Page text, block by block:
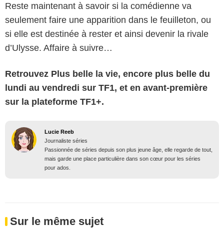
Reste maintenant à savoir si la comédienne va
seulement faire une apparition dans le feuilleton, ou
si elle est destinée à rester et ainsi devenir la rivale
d’Ulysse. Affaire à suivre…
Retrouvez Plus belle la vie, encore plus belle du
lundi au vendredi sur TF1, et en avant-première
sur la plateforme TF1+.
Lucie Reeb
Journaliste séries
Passionnée de séries depuis son plus jeune âge, elle regarde de tout,
mais garde une place particulière dans son cœur pour les séries
pour ados.
Sur le même sujet